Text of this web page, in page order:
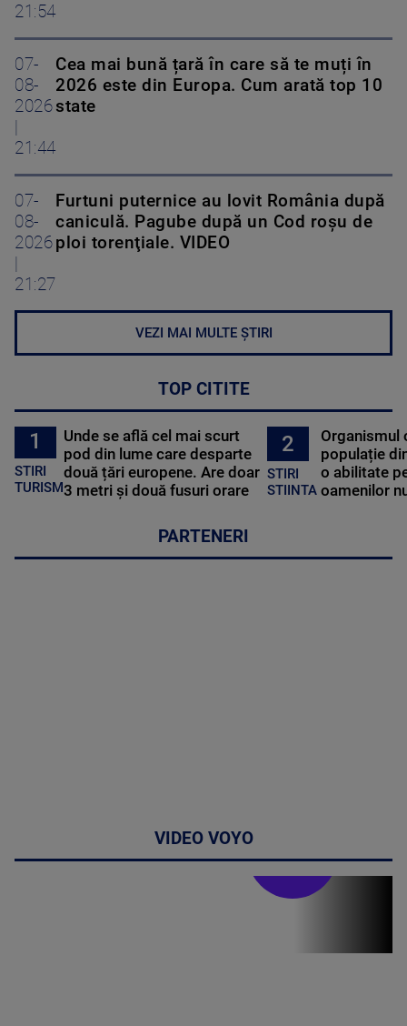
21:54
07-
08-
2026
21:44
Cea mai bună țară în care să te muți în
2026 este din Europa. Cum arată top 10
state
07-
08-
2026
21:27
Furtuni puternice au lovit România după
caniculă. Pagube după un Cod roşu de
ploi torenţiale. VIDEO
VEZI MAI MULTE ȘTIRI
TOP CITITE
1
STIRI
TURISM
Unde se află cel mai scurt
pod din lume care desparte
două țări europene. Are doar
3 metri și două fusuri orare
2
STIRI
STIINTA
Organismul
populație
o abilitate
oamenilor
PARTENERI
VIDEO VOYO